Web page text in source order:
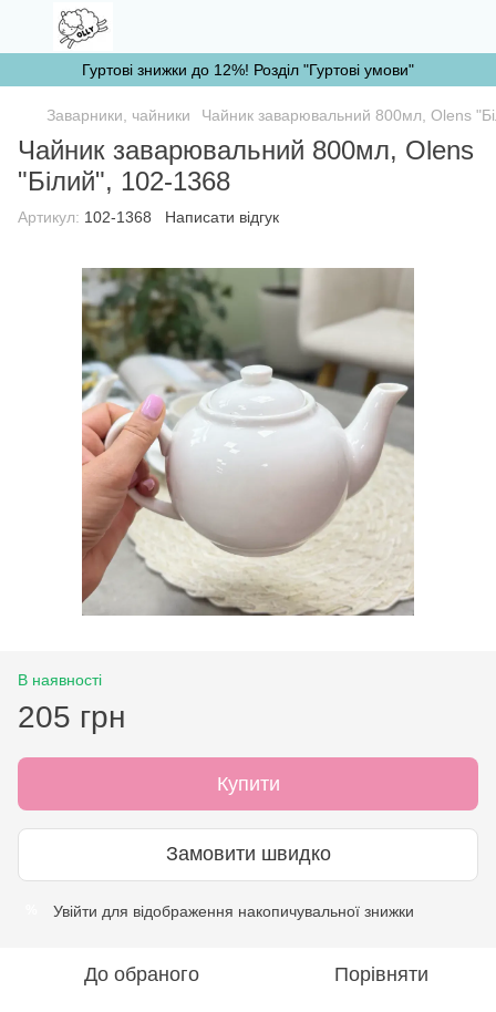
Гуртові знижки до 12%! Розділ "Гуртові умови"
Заварники, чайники Чайник заварювальний 800мл, Olens
Чайник заварювальний 800мл, Olens
"Білий", 102-1368
Артикул: 102-1368 Написати відгук
В наявності
205 грн
Купити
Замовити швидко
Увійти для відображення накопичувальної знижки
До обраного Порівняти